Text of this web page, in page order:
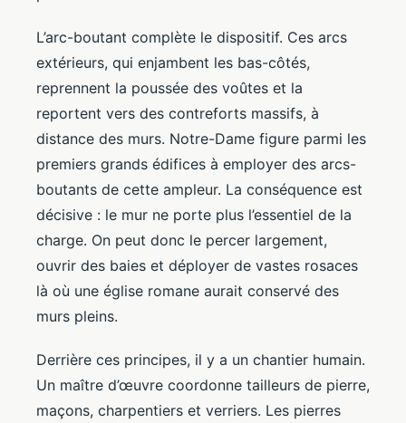
L’arc-boutant complète le dispositif. Ces arcs
extérieurs, qui enjambent les bas-côtés,
reprennent la poussée des voûtes et la
reportent vers des contreforts massifs, à
distance des murs. Notre-Dame figure parmi les
premiers grands édifices à employer des arcs-
boutants de cette ampleur. La conséquence est
décisive : le mur ne porte plus l’essentiel de la
charge. On peut donc le percer largement,
ouvrir des baies et déployer de vastes rosaces
là où une église romane aurait conservé des
murs pleins.
Derrière ces principes, il y a un chantier humain.
Un maître d’œuvre coordonne tailleurs de pierre,
maçons, charpentiers et verriers. Les pierres